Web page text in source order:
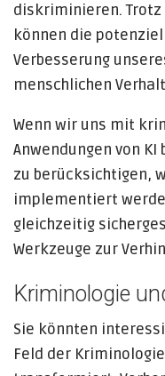
diskriminieren.
können die
Verbesserung
menschlichen
Wenn wir uns mit
Anwendungen von
zu berücksichtigen,
implementiert
gleichzeitig
Werkzeuge zur
Kriminologie
Sie könnten
Feld der